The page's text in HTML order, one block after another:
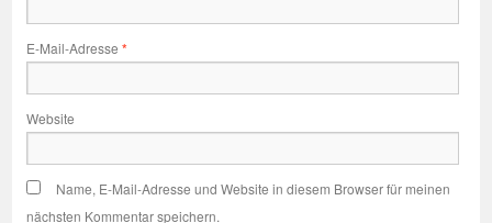
E-Mail-Adresse *
Website
Name, E-Mail-Adresse und Website in diesem Browser für meinen
nächsten Kommentar speichern.